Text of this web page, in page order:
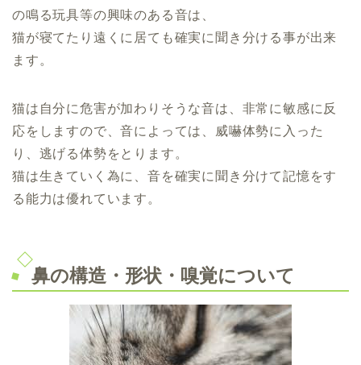
の鳴る玩具等の興味のある音は、
猫が寝てたり遠くに居ても確実に聞き分ける事が出来
ます。
猫は自分に危害が加わりそうな音は、非常に敏感に反
応をしますので、音によっては、威嚇体勢に入った
り、逃げる体勢をとります。
猫は生きていく為に、音を確実に聞き分けて記憶をす
る能力は優れています。
鼻の構造・形状・嗅覚について